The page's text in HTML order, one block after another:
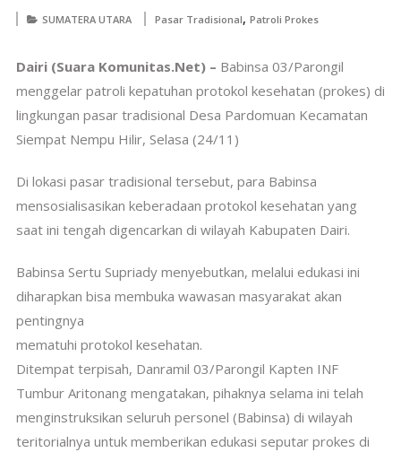
SUMATERA UTARA Pasar Tradisional, Patroli Prokes
Dairi (Suara Komunitas.Net) – Babinsa 03/Parongil
menggelar patroli kepatuhan protokol kesehatan (prokes) di
lingkungan pasar tradisional Desa Pardomuan Kecamatan
Siempat Nempu Hilir, Selasa (24/11)
Di lokasi pasar tradisional tersebut, para Babinsa
mensosialisasikan keberadaan protokol kesehatan yang
saat ini tengah digencarkan di wilayah Kabupaten Dairi.
Babinsa Sertu Supriady menyebutkan, melalui edukasi ini
diharapkan bisa membuka wawasan masyarakat akan
pentingnya
mematuhi protokol kesehatan.
Ditempat terpisah, Danramil 03/Parongil Kapten INF
Tumbur Aritonang mengatakan, pihaknya selama ini telah
menginstruksikan seluruh personel (Babinsa) di wilayah
teritorialnya untuk memberikan edukasi seputar prokes di